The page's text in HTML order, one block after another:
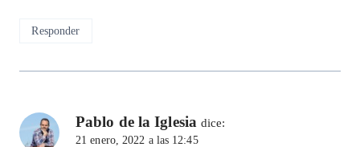
Responder
Pablo de la Iglesia dice:
21 enero, 2022 a las 12:45